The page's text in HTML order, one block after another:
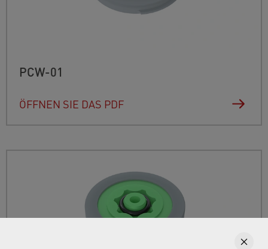
PCW-01
ÖFFNEN SIE DAS PDF